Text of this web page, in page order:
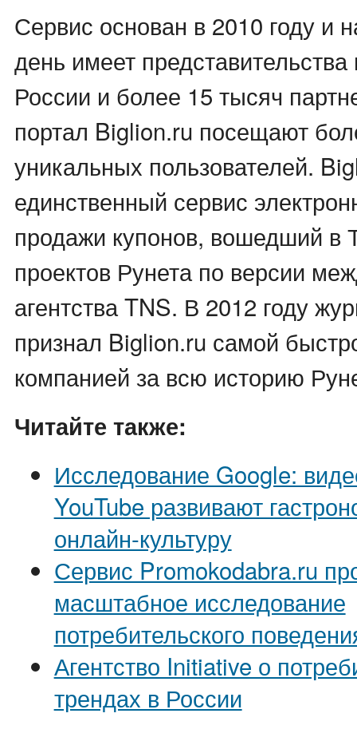
Сервис основан в 2010 году и
день имеет представительства
России и более 15 тысяч
портал Biglion.ru посещают
уникальных пользователей.
единственный сервис
продажи купонов, вошедший в
проектов Рунета по версии
агентства TNS. В 2012 году
признал Biglion.ru самой
компанией за всю историю
Читайте также:
Исследование Google:
YouTube развивают
онлайн-культуру
Сервис Promokodabra.ru
масштабное исследование
потребительского
Агентство Initiative о
трендах в России